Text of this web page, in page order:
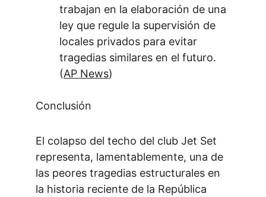
trabajan en la elaboración de una
ley que regule la supervisión de
locales privados para evitar
tragedias similares en el futuro.
(AP News)
Conclusión
El colapso del techo del club Jet Set
representa, lamentablemente, una de
las peores tragedias estructurales en
la historia reciente de la República